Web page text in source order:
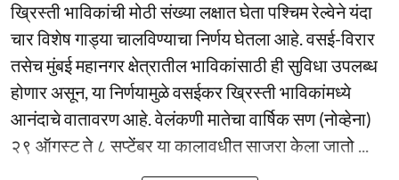
ख्रिस्ती भाविकांची मोठी संख्या लक्षात घेता पश्चिम रेल्वेने यंदा
चार विशेष गाड्या चालविण्याचा निर्णय घेतला आहे. वसई-विरार
तसेच मुंबई महानगर क्षेत्रातील भाविकांसाठी ही सुविधा उपलब्ध
होणार असून, या निर्णयामुळे वसईकर ख्रिस्ती भाविकांमध्ये
आनंदाचे वातावरण आहे. वेलंकणी मातेचा वार्षिक सण (नोव्हेना)
२९ ऑगस्ट ते ८ सप्टेंबर या कालावधीत साजरा केला जातो ...